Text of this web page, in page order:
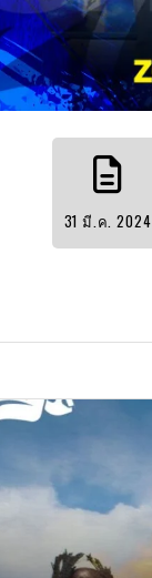
31 มี.ค. 2024